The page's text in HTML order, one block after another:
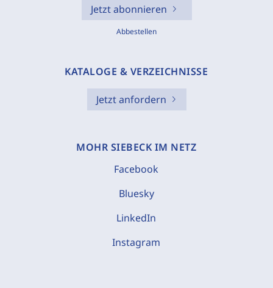
Jetzt abonnieren
Abbestellen
KATALOGE & VERZEICHNISSE
Jetzt anfordern
MOHR SIEBECK IM NETZ
Facebook
Bluesky
LinkedIn
Instagram